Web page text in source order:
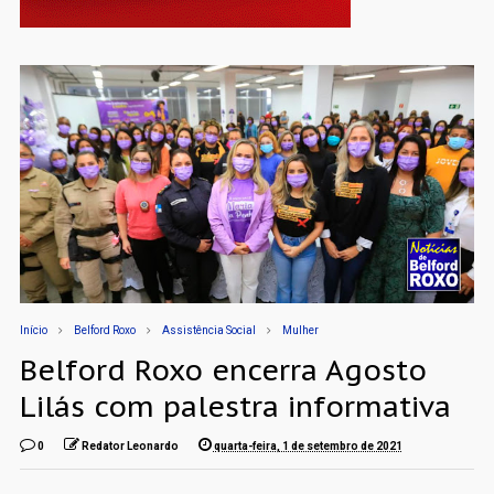
Início Belford Roxo Assistência Social Mulher
Belford Roxo encerra Agosto
Lilás com palestra informativa
0 Redator Leonardo quarta-feira, 1 de setembro de 2021